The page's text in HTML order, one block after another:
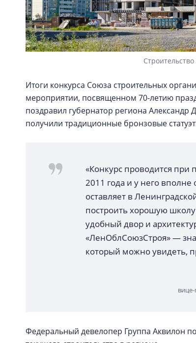
Итоги конкурса Союза строительных
мероприятии, посвященном 70-летию
поздравил губернатор региона
получили традиционные бронзовые
«Конкурс проводится при
2011 года и у него
оставляет в
построить хорошую школу
удобный двор и
«ЛенОблСоюзСтроя» —
который можно увидеть,
Федеральный девелопер Группа Аквилон